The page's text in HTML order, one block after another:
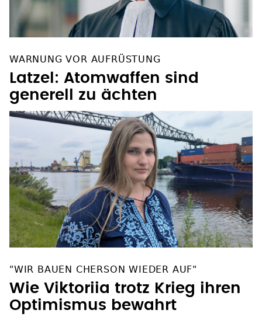
WARNUNG VOR AUFRÜSTUNG
Latzel: Atomwaffen sind
generell zu ächten
"WIR BAUEN CHERSON WIEDER AUF"
Wie Viktoriia trotz Krieg ihren
Optimismus bewahrt